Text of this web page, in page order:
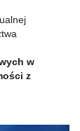
w
z